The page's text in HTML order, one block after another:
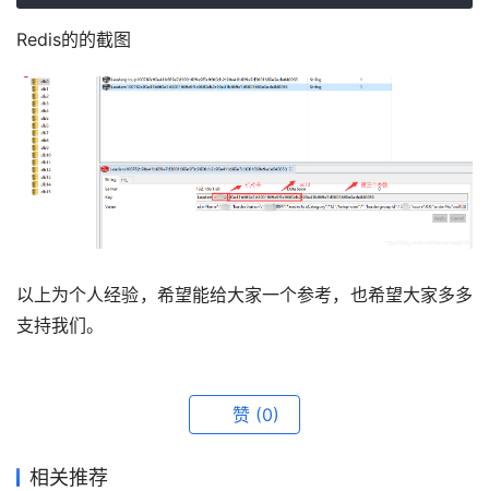
Redis的的截图
以上为个人经验，希望能给大家一个参考，也希望大家多多
支持我们。
赞 (0)
相关推荐